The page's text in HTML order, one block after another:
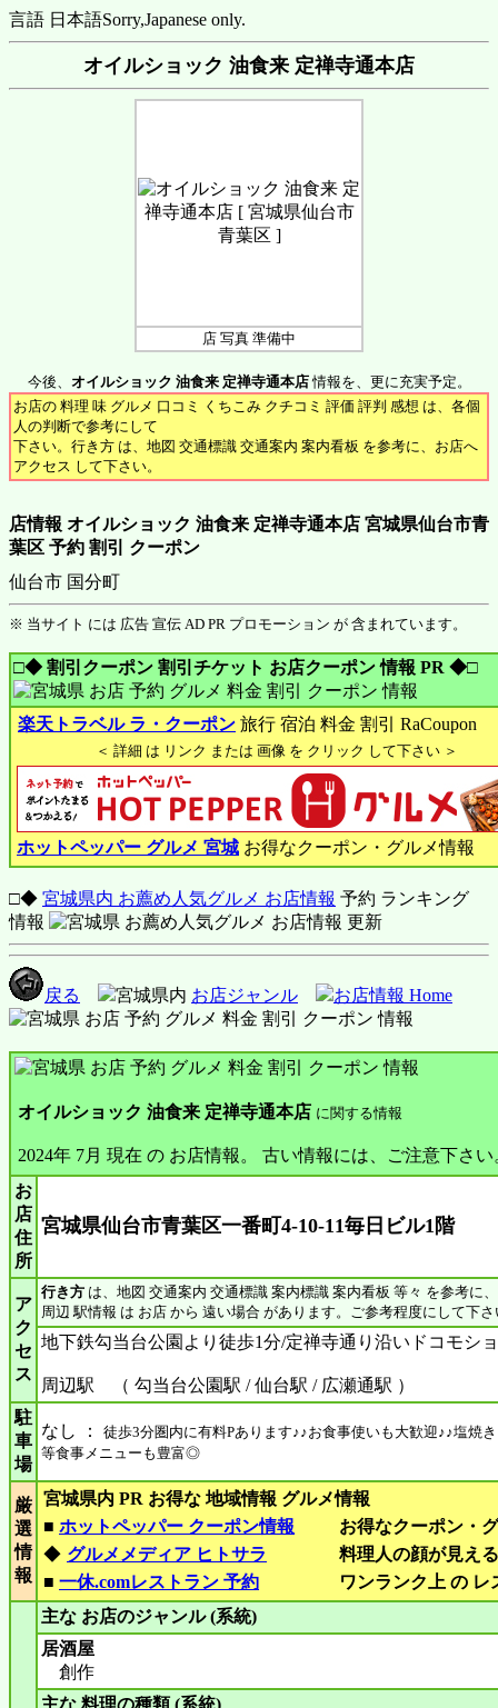
言語 日本語Sorry,Japanese only.
オイルショック 油食来 定禅寺通本店
店 写真 準備中
今後、 オイルショック 油食来 定禅寺通本店情報を、更に充実予定。
お店の 料理 味 グルメ 口コミ くちこみ クチコミ 評価 評判 感想 は、各個
人の判断で参考にして
下さい。行き方 は、地図 交通標識 交通案内 案内看板 を参考に、お店へ
アクセス して下さい。
店情報 オイルショック 油食来 定禅寺通本店 宮城県仙台市青
葉区 予約 割引 クーポン
仙台市 国分町
※ 当サイト には 広告 宣伝 AD PR プロモーション が 含まれています。
□◆ 割引クーポン 割引チケット お店クーポン 情報 PR ◆□
楽天トラベル ラ・クーポン 旅行 宿泊 料金 割引 RaCoupon
＜ 詳細 は リンク または 画像 を クリック して下さい ＞
ホットペッパー グルメ 宮城 お得なクーポン・グルメ情報
□◆ 宮城県内 お薦め人気グルメ お店情報 予約 ランキング
情報
戻る 宮城県内 お店ジャンル お店情報 Home
オイルショック 油食来 定禅寺通本店 に関する情報
2024年 7月 現在 の お店情報。 古い情報には、ご注意下さい
お
店
住
所
宮城県仙台市青葉区一番町4-10-11毎日ビル1階
ア
ク
セ
ス
行き方 は、地図 交通案内 交通標識 案内標識 案内看板 等々 を参考に
周辺 駅情報 は お店 から 遠い場合 があります。ご参考程度にして下
地下鉄勾当台公園より徒歩1分/定禅寺通り沿いドコモシ
周辺駅 （ 勾当台公園駅 / 仙台駅 / 広瀬通駅 ）
駐
車
場
なし ： 徒歩3分圏内に有料Pあります♪♪お食事使いも大歓迎♪♪塩焼
等食事メニューも豊富◎
厳
選
情
報
宮城県内 PR お得な 地域情報 グルメ情報
■ ホットペッパー クーポン情報
お得なクーポン・
◆ グルメメディア ヒトサラ
料理人の顔が見え
■ 一休.comレストラン 予約 ワンランク上 の レ
主な お店のジャンル (系統)
居酒屋
創作